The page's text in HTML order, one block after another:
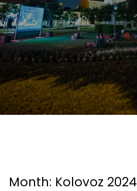
Month: Kolovoz 2024